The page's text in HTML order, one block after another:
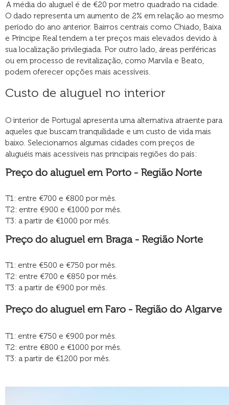
A média do aluguel é de €20 por metro quadrado na cidade.
O dado representa um aumento de 2% em relação ao mesmo
período do ano anterior. Bairros centrais como Chiado, Baixa
e Príncipe Real tendem a ter preços mais elevados devido à
sua localização privilegiada. Por outro lado, áreas periféricas
ou em processo de revitalização, como Marvila e Beato,
podem oferecer opções mais acessíveis.
Custo de aluguel no interior
O interior de Portugal apresenta uma alternativa atraente para
aqueles que buscam tranquilidade e um custo de vida mais
baixo. Selecionamos algumas cidades com preços de
aluguéis mais acessíveis nas principais regiões do país:
Preço do aluguel em Porto - Região Norte
T1: entre €700 e €800 por mês.
T2: entre €900 e €1000 por mês.
T3: a partir de €1000 por mês.
Preço do aluguel em Braga - Região Norte
T1: entre €500 e €750 por mês.
T2: entre €700 e €850 por mês.
T3: a partir de €900 por mês.
Preço do aluguel em Faro - Região do Algarve
T1: entre €750 e €900 por mês.
T2: entre €800 e €1000 por mês.
T3: a partir de €1200 por mês.